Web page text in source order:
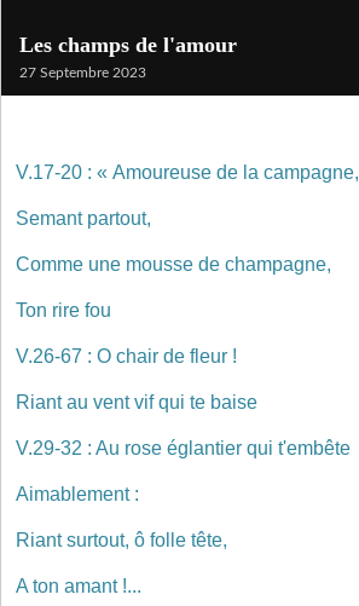
Les champs de l'amour
27 Septembre 2023
V.17-20 : « Amoureuse de la campagne,
Semant partout,
Comme une mousse de champagne,
Ton rire fou
V.26-67 : O chair de fleur !
Riant au vent vif qui te baise
V.29-32 : Au rose églantier qui t'embête
Aimablement :
Riant surtout, ô folle tête,
A ton amant !...